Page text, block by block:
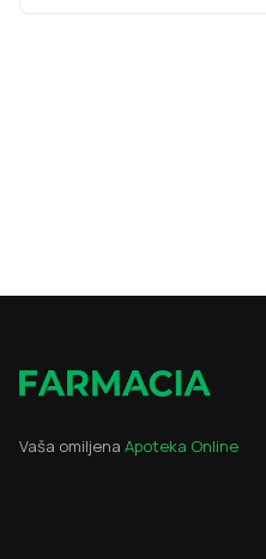
Vaša omiljena Apoteka Online